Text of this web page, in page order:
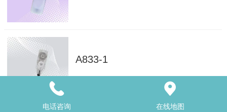
A833-1
电话咨询 在线地图